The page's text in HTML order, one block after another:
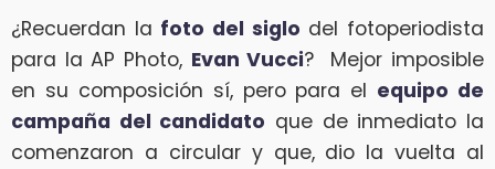
¿Recuerdan la foto del siglo del fotoperiodista
para la AP Photo, Evan Vucci? Mejor imposible
en su composición sí, pero para el equipo de
campaña del candidato que de inmediato la
comenzaron a circular y que, dio la vuelta al